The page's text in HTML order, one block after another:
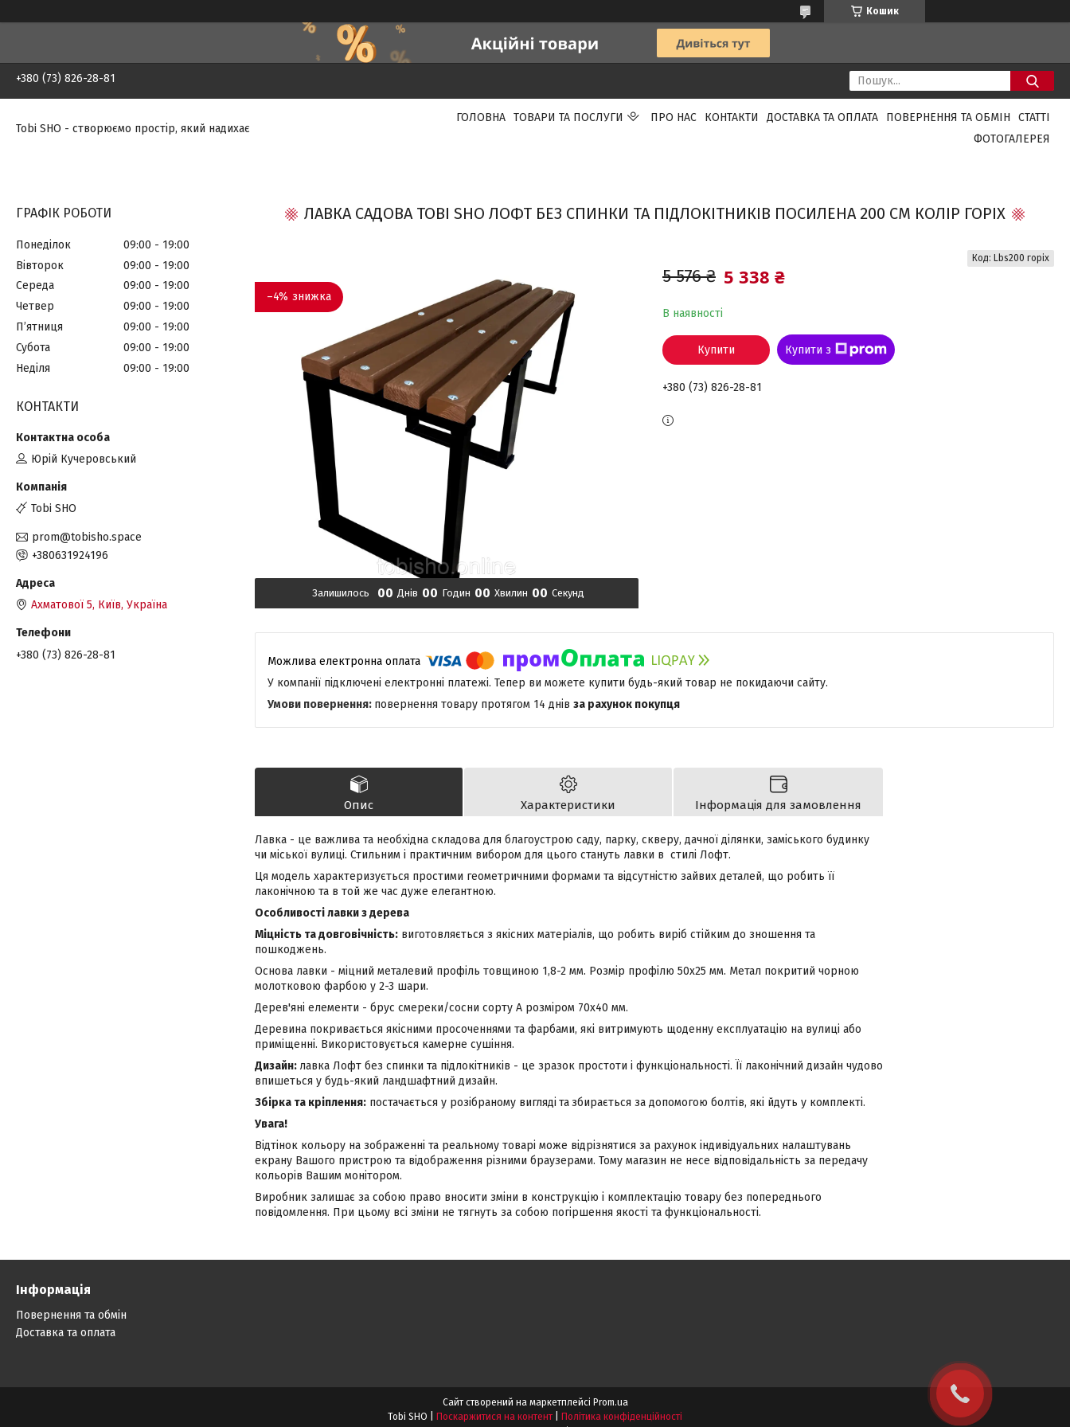
Кошик
+380 (73) 826-28-81
Tobi SHO - створюємо простір, який надихає
ГОЛОВНА ТОВАРИ ТА ПОСЛУГИ ПРО НАС КОНТАКТИ ДОСТАВКА ТА ОПЛАТА ПОВЕРНЕННЯ ТА ОБМІН
СТАТТІ
ФОТОГАЛЕРЕЯ
ЛАВКА САДОВА TOBI SHO ЛОФТ БЕЗ СПИНКИ ТА ПІДЛОКІТНИКІВ ПОСИЛЕНА 200 СМ КОЛІР ГОРІХ
–4%
Залишилось 00 Днів 00 Годин 00 Хвилин 00 Секунд
5 576 ₴ 5 338 ₴
В наявності
Код: Lbs200 горіх
Купити Купити з
+380 (73) 826-28-81
У компанії підключені електронні платежі. Тепер ви можете купити будь-який товар не покидаючи сайту.
повернення товару протягом 14 днів за рахунок покупця
Опис Характеристики Інформація для замовлення
Лавка - це важлива та необхідна складова для благоустрою саду, парку, скверу, дачної ділянки, заміського будинку
чи міської вулиці. Стильним і практичним вибором для цього стануть лавки в стилі Лофт.
Ця модель характеризується простими геометричними формами та відсутністю зайвих деталей, що робить її
лаконічною та в той же час дуже елегантною.
Особливості лавки з дерева
Міцність та довговічність: виготовляється з якісних матеріалів, що робить виріб стійким до зношення та
пошкоджень.
Основа лавки - міцний металевий профіль товщиною 1,8-2 мм. Розмір профілю 50х25 мм. Метал покритий чорною
молотковою фарбою у 2-3 шари.
Дерев'яні елементи - брус смереки/сосни сорту А розміром 70х40 мм.
Деревина покривається якісними просоченнями та фарбами, які витримують щоденну експлуатацію на вулиці або
приміщенні. Використовується камерне сушіння.
Дизайн: лавка Лофт без спинки та підлокітників - це зразок простоти і функціональності. Її лаконічний дизайн чудово
впишеться у будь-який ландшафтний дизайн.
Збірка та кріплення: постачається у розібраному вигляді тазбирається за допомогою болтів, які йдуть у комплекті.
Увага!
Відтінок кольору на зображенні та реальному товарі може відрізнятися за рахунок індивідуальних налаштувань
екрану Вашого пристрою та відображення різними браузерами. Тому магазин не несе відповідальність за передачу
кольорів Вашим монітором.
Виробник залишає за собою право вносити зміни в конструкцію і комплектацію товару без попереднього
повідомлення. При цьому всі зміни не тягнуть за собою погіршення якості та функціональності.
ГРАФІК РОБОТИ
Понеділок 09:00
19:00
Вівторок
09:00
19:00
Середа
09:00
19:00
Четвер
09:00
19:00
Пʼятниця
09:00
19:00
Субота
09:00
19:00
Неділя
09:00 19:00
КОНТАКТИ
Юрій Кучеровський
Tobi SHO
prom@tobisho.space
+380631924196
Ахматової 5, Київ, Україна
+380 (73) 826-28-81
Інформація
Повернення та обмін
Доставка та оплата
Сайт створений на маркетплейсі Prom.ua
Поскаржитися на контент
Політика конфіденційності